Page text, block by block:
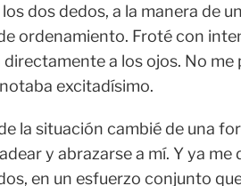
dos dedos, a la manera de
ordenamiento. Froté con
a los ojos. No me
excitadísimo.
la situación cambié de una
y abrazarse a mí. Y ya me
en un esfuerzo conjunto